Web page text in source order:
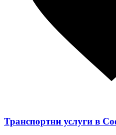
Транспортни услуги в